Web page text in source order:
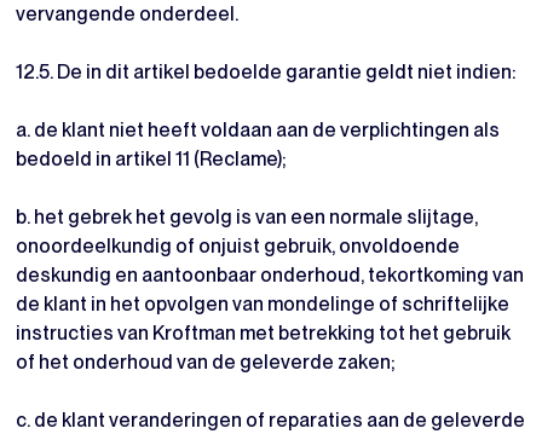
vervangende onderdeel.
12.5. De in dit artikel bedoelde garantie geldt niet indien:
a. de klant niet heeft voldaan aan de verplichtingen als
bedoeld in artikel 11 (Reclame);
b. het gebrek het gevolg is van een normale slijtage,
onoordeelkundig of onjuist gebruik, onvoldoende
deskundig en aantoonbaar onderhoud, tekortkoming van
de klant in het opvolgen van mondelinge of schriftelijke
instructies van Kroftman met betrekking tot het gebruik
of het onderhoud van de geleverde zaken;
c. de klant veranderingen of reparaties aan de geleverde